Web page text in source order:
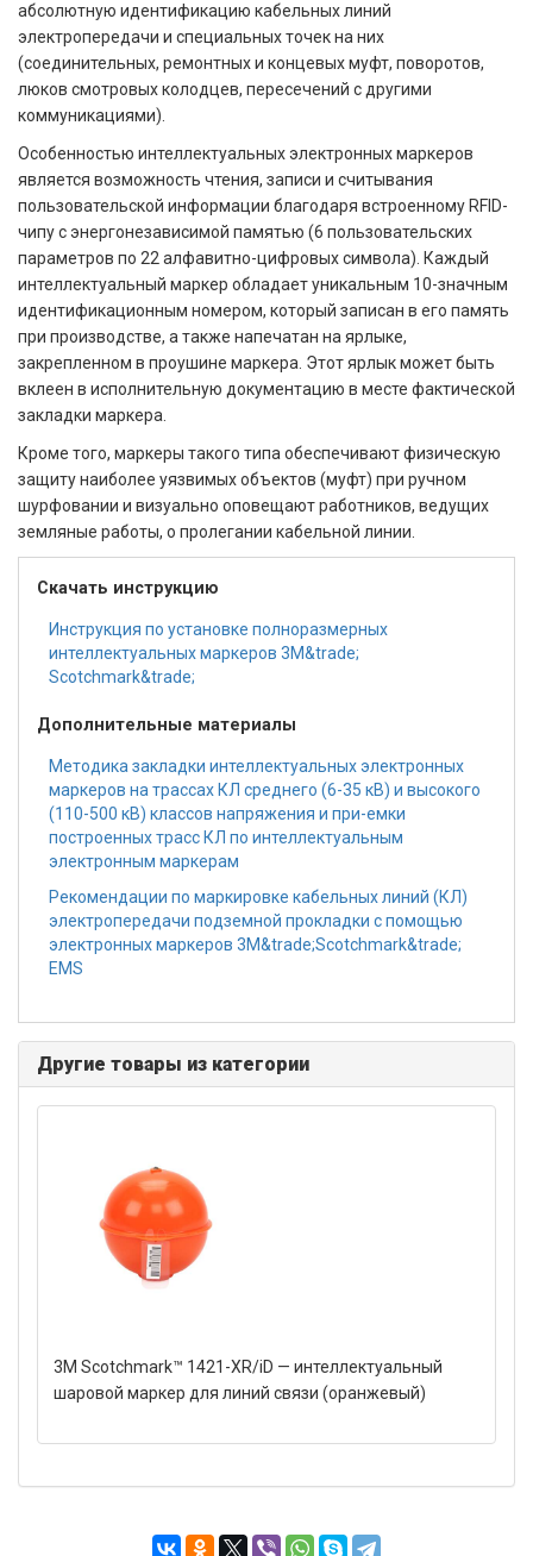
абсолютную идентификацию кабельных линий
электропередачи и специальных точек на них
(соединительных, ремонтных и концевых муфт, поворотов,
люков смотровых колодцев, пересечений с другими
коммуникациями).
Особенностью интеллектуальных электронных маркеров
является возможность чтения, записи и считывания
пользовательской информации благодаря встроенному RFID-
чипу с энергонезависимой памятью (6 пользовательских
параметров по 22 алфавитно-цифровых символа). Каждый
интеллектуальный маркер обладает уникальным 10-значным
идентификационным номером, который записан в его память
при производстве, а также напечатан на ярлыке,
закрепленном в проушине маркера. Этот ярлык может быть
вклеен в исполнительную документацию в месте фактической
закладки маркера.
Кроме того, маркеры такого типа обеспечивают физическую
защиту наиболее уязвимых объектов (муфт) при ручном
шурфовании и визуально оповещают работников, ведущих
земляные работы, о пролегании кабельной линии.
Скачать инструкцию
Инструкция по установке полноразмерных
интеллектуальных маркеров 3M&trade;
Scotchmark&trade;
Дополнительные материалы
Методика закладки интеллектуальных электронных
маркеров на трассах КЛ среднего (6-35 кВ) и высокого
(110-500 кВ) классов напряжения и при-емки
построенных трасс КЛ по интеллектуальным
электронным маркерам
Рекомендации по маркировке кабельных линий (КЛ)
электропередачи подземной прокладки с помощью
электронных маркеров 3M&trade;Scotchmark&trade;
EMS
Другие товары из категории
3M Scotchmark™ 1421-XR/iD — интеллектуальный
шаровой маркер для линий связи (оранжевый)